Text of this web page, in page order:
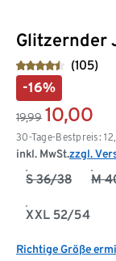
Glitzernder
(105)
-16%
19,99 10,00
30-Tage-Bestpreis:
inkl. MwSt.zzgl.
S 36/38 M
XXL 52/54
Richtige Größe